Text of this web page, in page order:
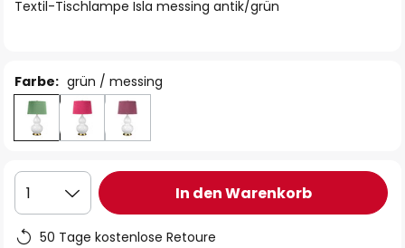
Textil-Tischlampe Isla messing antik/grün
Farbe: grün / messing
1 In den Warenkorb
50 Tage kostenlose Retoure